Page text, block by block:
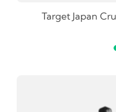
Target Japan